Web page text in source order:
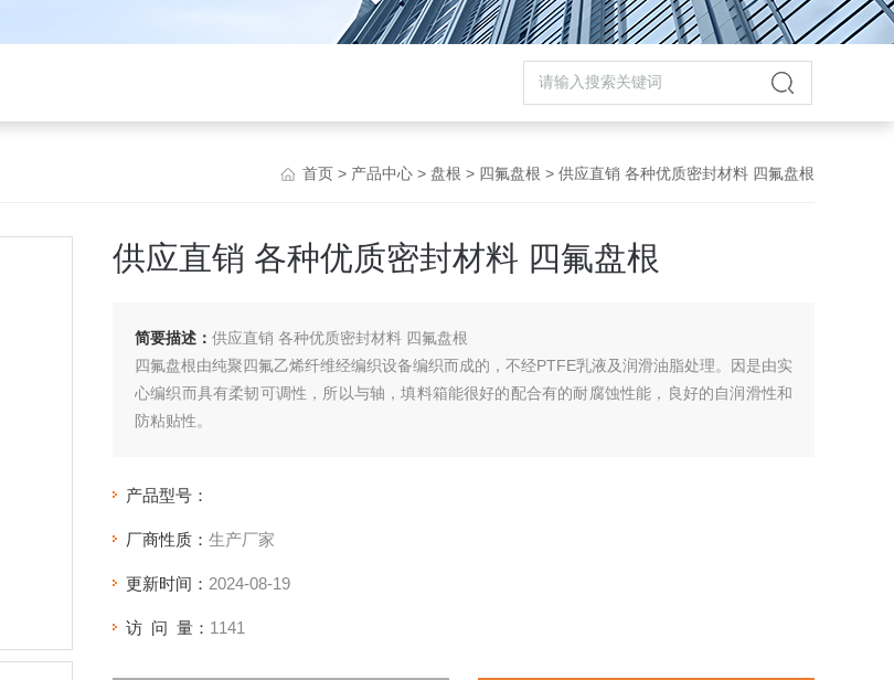
首页 > 产品中心 > 盘根 > 四氟盘根 > 供应直销 各种优质密封材料 四氟盘根
供应直销 各种优质密封材料 四氟盘根
简要描述： 供应直销 各种优质密封材料 四氟盘根
四氟盘根由纯聚四氟乙烯纤维经编织设备编织而成的，不经PTFE乳液及润滑油脂处理。因是由实
心编织而具有柔韧可调性，所以与轴，填料箱能很好的配合有的耐腐蚀性能，良好的自润滑性和
防粘贴性。
产品型号：
厂商性质： 生产厂家
更新时间： 2024-08-19
访 问 量： 1141